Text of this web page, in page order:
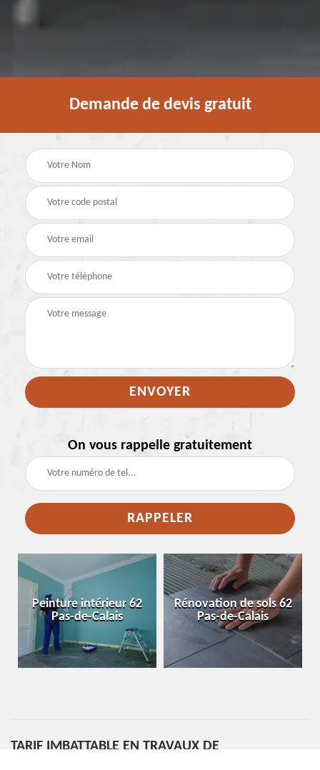
Demande de devis gratuit
On vous rappelle gratuitement
Peinture intérieur 62
Pas-de-Calais
Rénovation de sols 62
Pas-de-Calais
TARIF IMBATTABLE EN TRAVAUX DE